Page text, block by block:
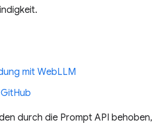
mit WebLLM
durch die Prompt API behoben,